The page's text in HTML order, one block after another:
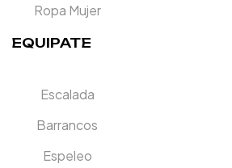
Ropa Mujer
EQUIPATE
Escalada
Barrancos
Espeleo